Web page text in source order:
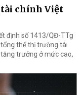
chính Việt
định số 1413/QĐ-TTg
thể thị trường tài
trưởng ở mức cao,